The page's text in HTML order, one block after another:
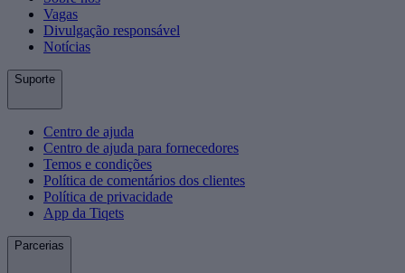
Vagas
Divulgação responsável
Notícias
Suporte
Centro de ajuda
Centro de ajuda para fornecedores
Temos e condições
Política de comentários dos clientes
Política de privacidade
App da Tiqets
Parcerias